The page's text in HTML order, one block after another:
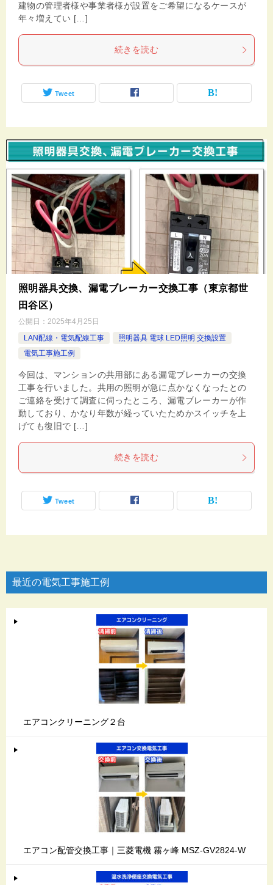
建物の管理者様や事業者様が設置をご希望になるケースが
年々増えてい […]
続きを読む
Tweet
照明器具交換、漏電ブレーカー交換工事（東京都世
田谷区）
公開日： 2025年4月25日
LAN配線・電気配線工事
照明器具 電球 LED照明 交換設置
電気工事施工例
今回は、マンションの共用部にある漏電ブレーカーの交換
工事を行いました。共用の照明が急に点かなくなったとの
ご連絡を受けて調査に伺ったところ、漏電ブレーカーが作
動しており、かなり年数が経っていたためかスイッチを上
げても復旧で […]
続きを読む
Tweet
最近の電気工事施工例
エアコンクリーニング２台
エアコン配管交換工事｜三菱電機 霧ヶ峰 MSZ-GV2824-W